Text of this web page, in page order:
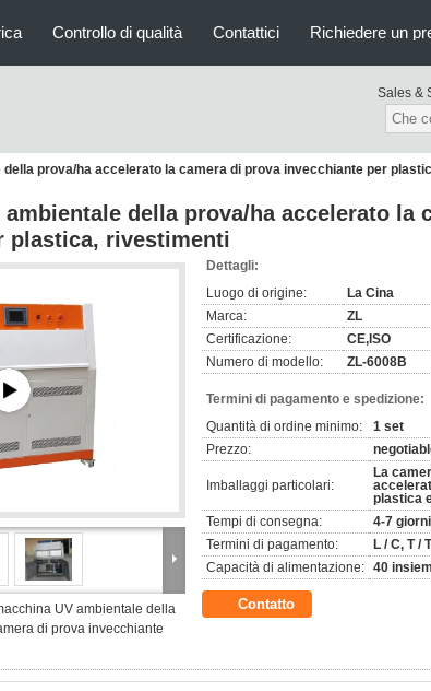
Controllo di qualità Contattici Richiedere un
Sales &
della prova/ha accelerato la camera di prova invecchiante per
ambientale della prova/ha accelerato la
plastica, rivestimenti
UV ambientale della
di prova invecchiante
Dettagli:
Luogo di origine:
La Cina
Marca:
ZL
Certificazione:
CE,ISO
Numero di modello:
ZL-6008B
Termini di pagamento e spedizione:
Quantità di ordine minimo:
1 set
Prezzo:
Imballaggi particolari:
La
plastica
Tempi di consegna:
4-7
Termini di pagamento:
L / C, T /
Capacità di alimentazione: 40
Contatto